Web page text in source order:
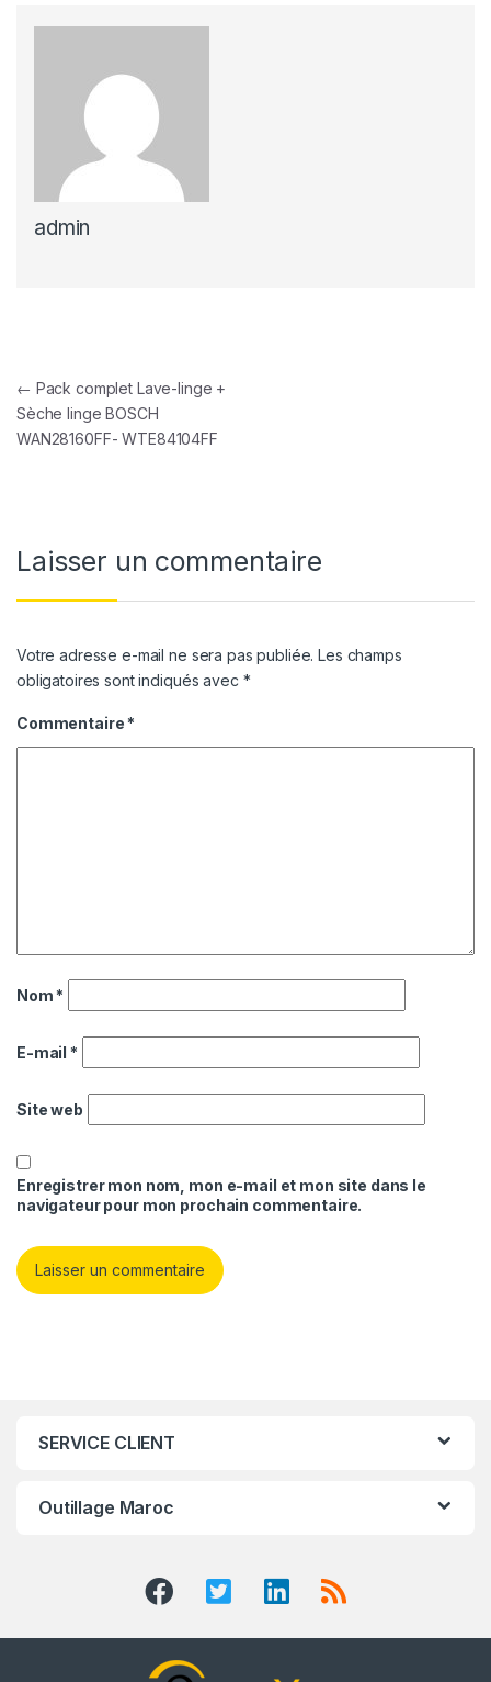
admin
Navigation de l’article
← Pack complet Lave-linge +
Sèche linge BOSCH
WAN28160FF- WTE84104FF
Laisser un commentaire
Votre adresse e-mail ne sera pas publiée. Les champs
obligatoires sont indiqués avec *
Commentaire *
Nom *
E-mail *
Site web
Enregistrer mon nom, mon e-mail et mon site dans le
navigateur pour mon prochain commentaire.
SERVICE CLIENT
Outillage Maroc